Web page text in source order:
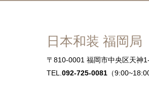
日本和装 福岡局
〒810-0001 福岡市中央区天神
TEL. 092-725-0081 （